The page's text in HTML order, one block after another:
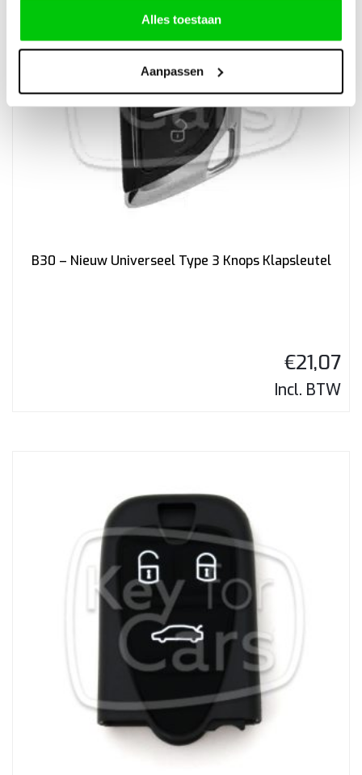
Alles toestaan
Aanpassen
B30 – Nieuw Universeel Type 3 Knops Klapsleutel
€21,07
Incl. BTW